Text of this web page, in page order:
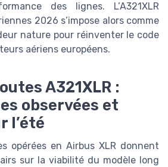
des lignes. L’A321XLR
2026 s’impose alors comme
nature pour réinventer le code
aériens européens.
A321XLR :
observées et
l’été
opérées en Airbus XLR donnent
sur la viabilité du modèle long